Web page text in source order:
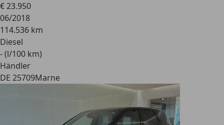
€ 23.950
06/2018
114.536 km
Diesel
- (l/100 km)
Händler
DE 25709Marne